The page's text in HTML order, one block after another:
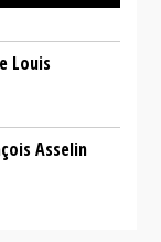
Louis
Asselin